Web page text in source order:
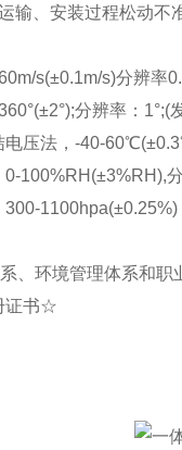
、安装过程松动不
s(±0.1m/s)分辨率
分辨率：1°;(
压法，-40-
1100hpa(±0.25%)
环境管理体系和职
证书☆